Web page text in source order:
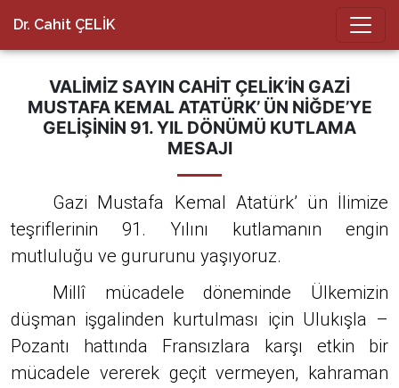
Dr. Cahit ÇELİK
VALIMIZ SAYIN CAHIT ÇELİK’IN GAZI
MUSTAFA KEMAL ATATÜRK’ ÜN NIĞDE’YE
GELIŞININ 91. YIL DÖNÜMÜ KUTLAMA
MESAJI
Gazi Mustafa Kemal Atatürk’ ün İlimize
teşriflerinin 91. Yılını kutlamanın engin
mutluluğu ve gururunu yaşıyoruz.
Millî mücadele döneminde Ülkemizin
düşman işgalinden kurtulması için Ulukışla –
Pozantı hattında Fransızlara karşı etkin bir
mücadele vererek geçit vermeyen, kahraman